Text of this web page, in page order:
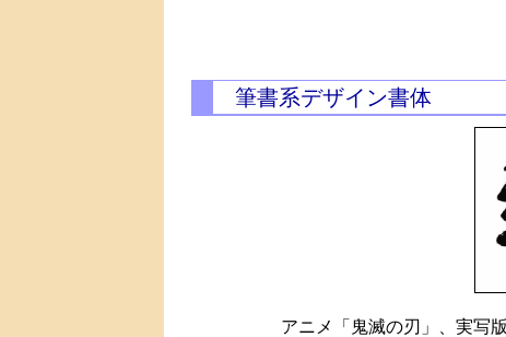
筆書系デザイン書体
アニメ「鬼滅の刃」、実写